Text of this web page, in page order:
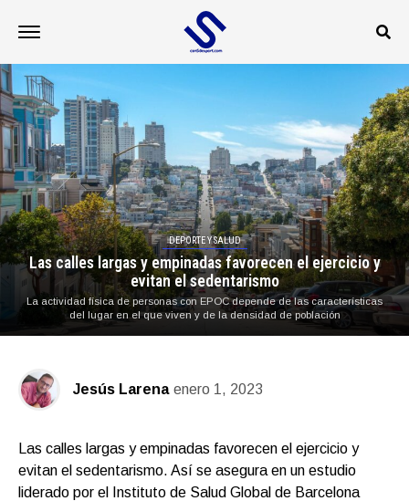
DEPORTE Y SALUD
Las calles largas y empinadas favorecen el ejercicio y
evitan el sedentarismo
La actividad física de personas con EPOC depende de las características
del lugar en el que viven y de la densidad de población
Jesús Larena enero 1, 2023
Las calles largas y empinadas favorecen el ejercicio y
evitan el sedentarismo. Así se asegura en un estudio
liderado por el Instituto de Salud Global de Barcelona